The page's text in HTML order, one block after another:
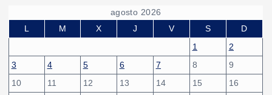
agosto 2026
L
M X J V S
D
1
2
3
4 5 6 7 8
9
10
11 12 13 14 15
16